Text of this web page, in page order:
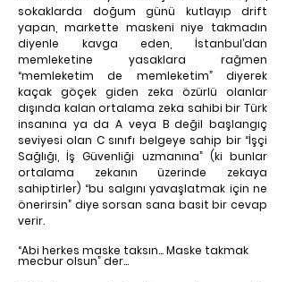
sokaklarda doğum günü kutlayıp drift
yapan, markette maskeni niye takmadın
diyenle kavga eden, İstanbul’dan
memleketine yasaklara rağmen
“memleketim de memleketim” diyerek
kaçak göçek giden zeka özürlü olanlar
dışında kalan ortalama zeka sahibi bir Türk
insanına ya da A veya B değil başlangıç
seviyesi olan C sınıfı belgeye sahip bir “İşçi
Sağlığı, İş Güvenliği uzmanına” (ki bunlar
ortalama zekanın üzerinde zekaya
sahiptirler) “bu salgını yavaşlatmak için ne
önerirsin” diye sorsan sana basit bir cevap
verir.
“Abi herkes maske taksın… Maske takmak
mecbur olsun” der…